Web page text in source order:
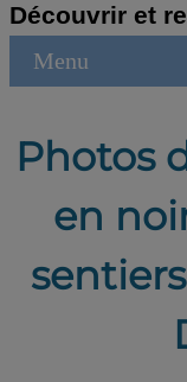
Découvrir et
Menu
Photos
en